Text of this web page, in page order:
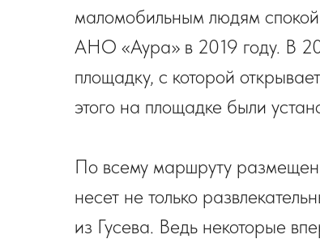
маломобильным людям
АНО «Аура» в 2019 году. В
площадку, с которой
этого на площадке были
По всему маршруту
несет не только
из Гусева. Ведь некоторые